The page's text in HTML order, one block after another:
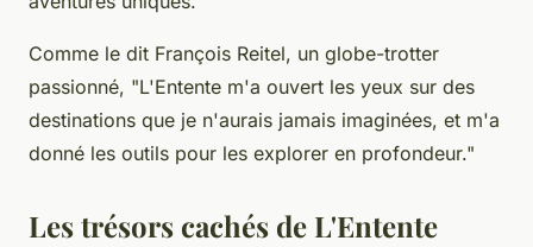
Comme le dit François Reitel, un globe-trotter
passionné, "L'Entente m'a ouvert les yeux sur des
destinations que je n'aurais jamais imaginées, et m'a
donné les outils pour les explorer en profondeur."
Les trésors cachés de L'Entente